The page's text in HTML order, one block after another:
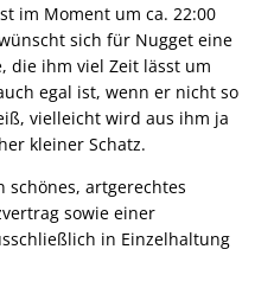
im Moment um ca. 22:00
sich für Nugget eine
die ihm viel Zeit lässt um
egal ist, wenn er nicht so
vielleicht wird aus ihm ja
kleiner Schatz.
schönes, artgerechtes
sowie einer
in Einzelhaltung